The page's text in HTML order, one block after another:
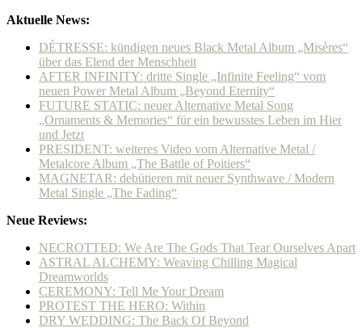
Aktuelle News:
DÉTRESSE: kündigen neues Black Metal Album „Misères“
über das Elend der Menschheit
AFTER INFINITY: dritte Single „Infinite Feeling“ vom
neuen Power Metal Album „Beyond Eternity“
FUTURE STATIC: neuer Alternative Metal Song
„Ornaments & Memories“ für ein bewusstes Leben im Hier
und Jetzt
PRESIDENT: weiteres Video vom Alternative Metal /
Metalcore Album „The Battle of Poitiers“
MAGNETAR: debütieren mit neuer Synthwave / Modern
Metal Single „The Fading“
Neue Reviews:
NECROTTED: We Are The Gods That Tear Ourselves Apart
ASTRAL ALCHEMY: Weaving Chilling Magical
Dreamworlds
CEREMONY: Tell Me Your Dream
PROTEST THE HERO: Within
DRY WEDDING: The Back Of Beyond